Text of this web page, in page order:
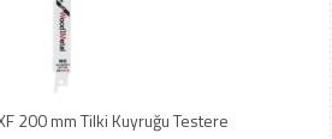
200 mm Tilki Kuyruğu Testere